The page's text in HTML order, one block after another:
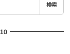
検索